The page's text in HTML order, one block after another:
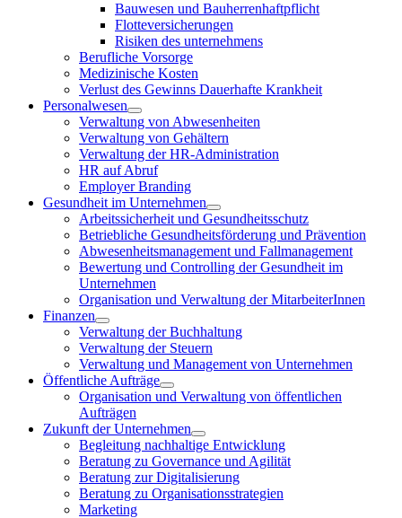
Bauwesen und Bauherrenhaftpflicht
Flotteversicherungen
Risiken des unternehmens
Berufliche Vorsorge
Medizinische Kosten
Verlust des Gewinns Dauerhafte Krankheit
Personalwesen
Verwaltung von Abwesenheiten
Verwaltung von Gehältern
Verwaltung der HR-Administration
HR auf Abruf
Employer Branding
Gesundheit im Unternehmen
Arbeitssicherheit und Gesundheitsschutz
Betriebliche Gesundheitsförderung und Prävention
Abwesenheitsmanagement und Fallmanagement
Bewertung und Controlling der Gesundheit im
Unternehmen
Organisation und Verwaltung der MitarbeiterInnen
Finanzen
Verwaltung der Buchhaltung
Verwaltung der Steuern
Verwaltung und Management von Unternehmen
Öffentliche Aufträge
Organisation und Verwaltung von öffentlichen
Aufträgen
Zukunft der Unternehmen
Begleitung nachhaltige Entwicklung
Beratung zu Governance und Agilität
Beratung zur Digitalisierung
Beratung zu Organisationsstrategien
Marketing